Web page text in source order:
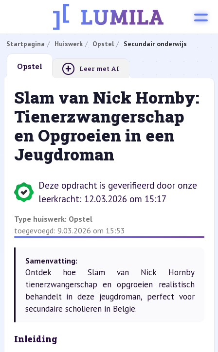
Startpagina Huiswerk Opstel Secundair onderwijs
Opstel + Leer met AI
Slam van Nick Hornby:
Tienerzwangerschap
en Opgroeien in een
Jeugdroman
Deze opdracht is geverifieerd door onze
leerkracht: 12.03.2026 om 15:17
Type huiswerk: Opstel
toegevoegd: 9.03.2026 om 15:53
Samenvatting:
Ontdek hoe Slam van Nick Hornby
tienerzwangerschap en opgroeien realistisch
behandelt in deze jeugdroman, perfect voor
secundaire scholieren in België.
Inleiding